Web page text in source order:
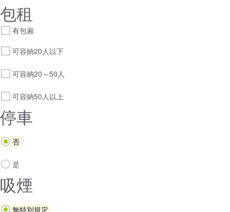
包租
有包廂
可容納20人以下
可容納20～50人
可容納50人以上
停車
否
是
吸煙
無特別規定